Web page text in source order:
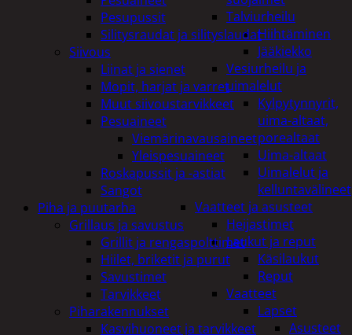
Talviurheilu
Hiihtäminen
Jääkiekko
Vesiurheilu ja
uimalelut
Kylpytynnyrit,
uima-altaat,
porealtaat
Uima-altaat
Uimalelut ja
kelluntavälineet
Vaatteet ja asusteet
Heijastimet
Laukut ja reput
Käsilaukut
Reput
Vaatteet
Lapset
Asusteet
Pesupussit
Silitysraudat ja silityslaudat
Siivous
Liinat ja sienet
Mopit, harjat ja varret
Muut siivoustarvikkeet
Pesuaineet
Viemärinavausaineet
Yleispesuaineet
Roskapussit ja -astiat
Sangot
Piha ja puutarha
Grillaus ja savustus
Grillit ja rengaspolttimet
Hiilet, briketit ja purut
Savustimet
Tarvikkeet
Piharakennukset
Kasvihuoneet ja tarvikkeet